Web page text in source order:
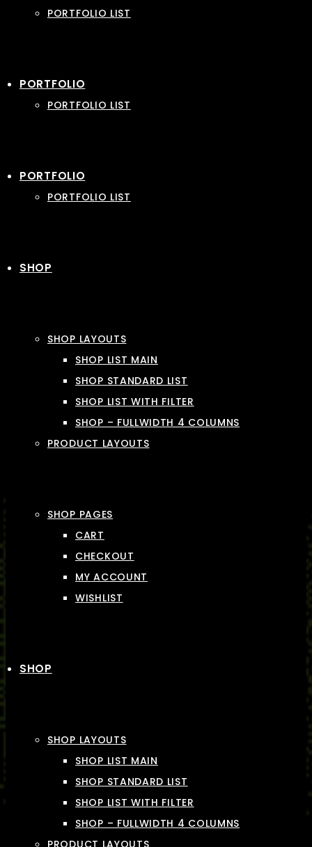
PORTFOLIO LIST
PORTFOLIO
PORTFOLIO LIST
PORTFOLIO
PORTFOLIO LIST
SHOP
SHOP LAYOUTS
SHOP LIST MAIN
SHOP STANDARD LIST
SHOP LIST WITH FILTER
SHOP – FULLWIDTH 4 COLUMNS
PRODUCT LAYOUTS
SHOP PAGES
CART
CHECKOUT
MY ACCOUNT
WISHLIST
SHOP
SHOP LAYOUTS
SHOP LIST MAIN
SHOP STANDARD LIST
SHOP LIST WITH FILTER
SHOP – FULLWIDTH 4 COLUMNS
PRODUCT LAYOUTS